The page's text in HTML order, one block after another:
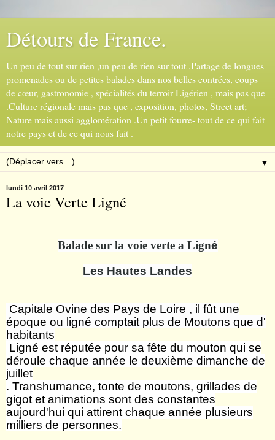
Détours de France.
Un peu de tout sur rien ,un peu de rien sur tout .Partage de longues
promenades ou de petites balades dans nos belles contrées, coups
de cœur, gastronomie , spécialités du terroir Ligérien , mais pas que
.Culture régionale mais pas que , exposition, photos, Street art;
Nature mais aussi agglomération .Un petit fourre- tout de ce qui fait
notre pays et de ce qui nous fait .
▼
lundi 10 avril 2017
La voie Verte Ligné
Balade sur la voie verte a Ligné
Les Hautes Landes
Capitale Ovine des Pays de Loire , il fût une
époque ou ligné comptait plus de Moutons que d'
habitants
Ligné est réputée pour sa fête du mouton qui se
déroule chaque année le deuxième dimanche de
juillet
. Transhumance, tonte de moutons, grillades de
gigot et animations sont des constantes
aujourd'hui qui attirent chaque année plusieurs
milliers de personnes.